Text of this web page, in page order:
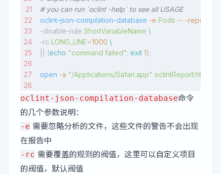
# you can run `oclint -help` to see all USAGE
oclint-json-compilation-database -e Pods -- -report-
-disable-rule ShortVariableName \
-rc LONG_LINE=1000 \
|| (echo "command failed"; exit 1);
open -a "/Applications/Safari.app" oclintReport.html
oclint-json-compilation-database命令
的几个参数说明：
-e 需要忽略分析的文件，这些文件的警告不会出现
在报告中
-rc 需要覆盖的规则的阀值，这里可以自定义项目
的阀值， 默认阀值